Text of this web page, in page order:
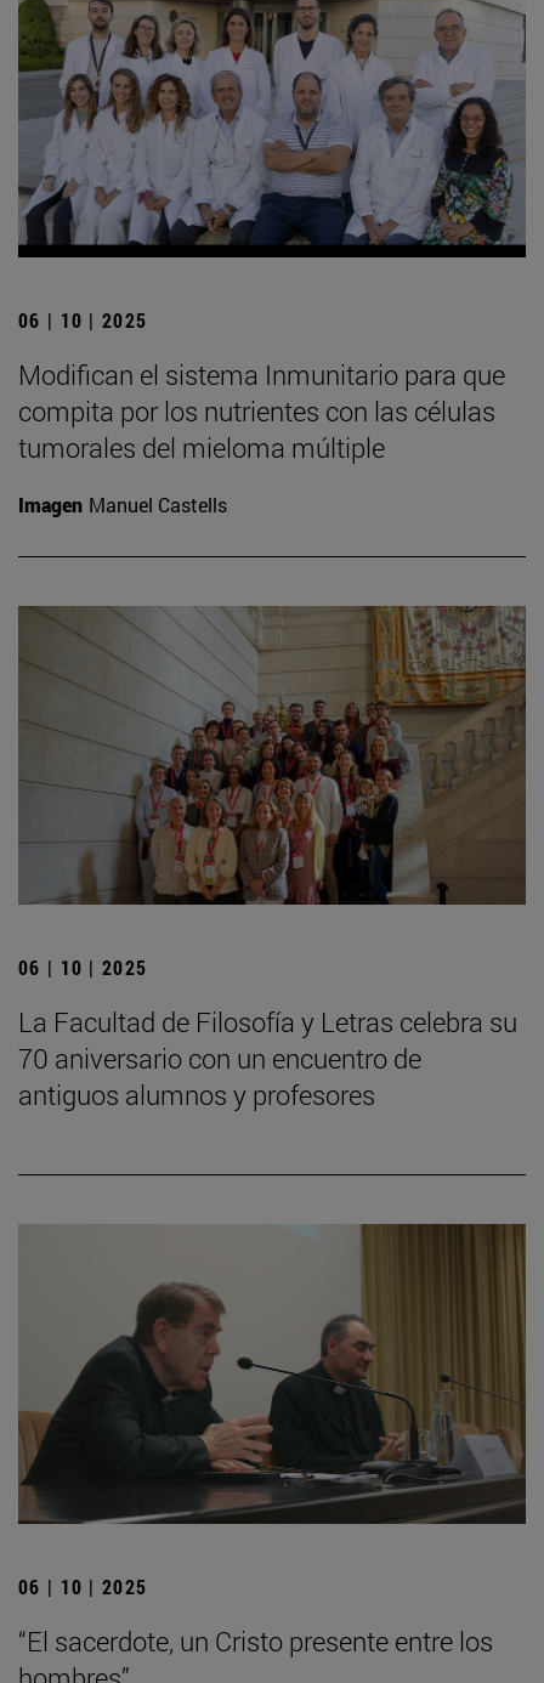
06 | 10 | 2025
Modifican el sistema Inmunitario para que
compita por los nutrientes con las células
tumorales del mieloma múltiple
Imagen Manuel Castells
06 | 10 | 2025
La Facultad de Filosofía y Letras celebra su
70 aniversario con un encuentro de
antiguos alumnos y profesores
06 | 10 | 2025
“El sacerdote, un Cristo presente entre los